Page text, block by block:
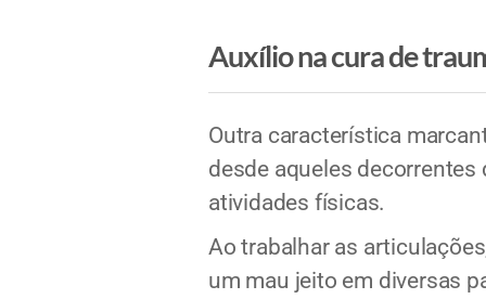
Auxílio na cura de
Outra característica
desde aqueles decorrentes
atividades físicas.
Ao trabalhar as
um mau jeito em diversas